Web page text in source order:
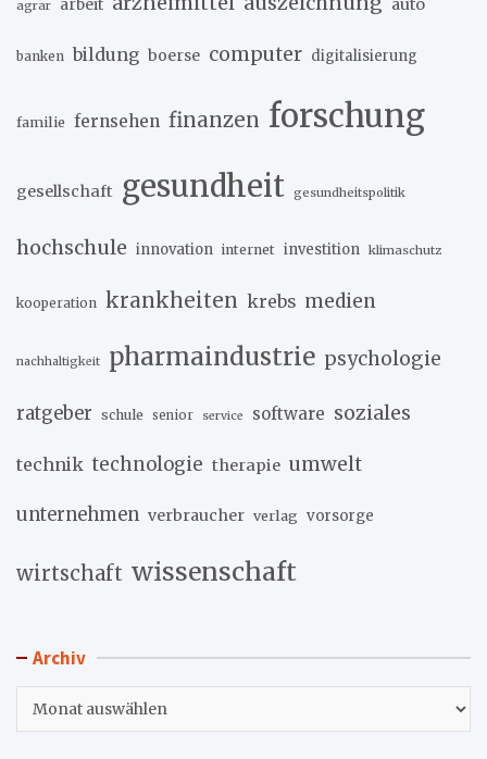
agrar arbeit auto
banken bildung boerse computer digitalisierung
familie fernsehen finanzen forschung
gesellschaft gesundheit gesundheitspolitik
hochschule innovation internet investition klimaschutz
kooperation krankheiten krebs medien
nachhaltigkeit pharmaindustrie psychologie
ratgeber schule senior service software soziales
technik technologie therapie umwelt
unternehmen verbraucher verlag vorsorge
wirtschaft wissenschaft
Archiv